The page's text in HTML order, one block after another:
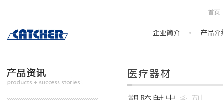
首页